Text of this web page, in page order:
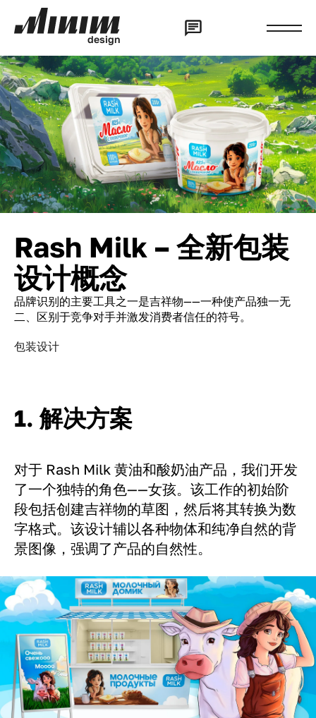
design
Rash Milk – 全新包装
设计概念
品牌识别的主要工具之一是吉祥物——一种使产品独一无
二、区别于竞争对手并激发消费者信任的符号。
包装设计
1. 解决方案
对于 Rash Milk 黄油和酸奶油产品，我们开发
了一个独特的角色——女孩。该工作的初始阶
段包括创建吉祥物的草图，然后将其转换为数
字格式。该设计辅以各种物体和纯净自然的背
景图像，强调了产品的自然性。